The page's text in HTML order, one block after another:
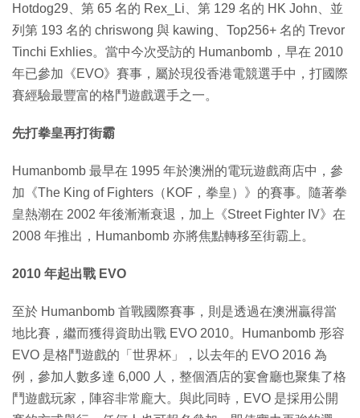
Hotdog29、第 65 名的 Rex_Li、第 129 名的 HK John、並
列第 193 名的 chriswong 與 kawing、Top256+ 名的 Trevor
Tinchi Exhlies。當中今次受訪的 Humanbomb，早在 2010
年已參加《EVO》賽事，屬於現役香港電競選手中，打國際
賽經驗最豐富的格鬥遊戲選手之一。
先打拳皇再打街霸
Humanbomb 最早在 1995 年於澳洲的電玩遊戲商店中，參
加《The King of Fighters（KOF，拳皇）》的賽事。隨著拳
皇熱潮在 2002 年後漸漸衰退，加上《Street Fighter IV》在
2008 年推出，Humanbomb 亦將焦點轉移至街霸上。
2010 年起出戰 EVO
至於 Humanbomb 首戰國際賽事，則是透過在澳洲贏得當
地比賽，繼而獲得資助出戰 EVO 2010。Humanbomb 形容
EVO 是格鬥遊戲的「世界杯」，以去年的 EVO 2016 為
例，參加人數多達 6,000 人，整個酒店的宴會廳也聚集了格
鬥遊戲玩家，陣容非常龐大。與此同時，EVO 是採用公開